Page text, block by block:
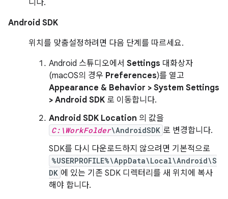
니다.
Android SDK
위치를 맞춤설정하려면 다음 단계를 따르세요.
Android 스튜디오에서 Settings 대화상자
(macOS의 경우 Preferences)를 열고
Appearance & Behavior > System Settings
> Android SDK 로 이동합니다.
Android SDK Location 의 값을
C:\WorkFolder\AndroidSDK 로 변경합니다.
SDK를 다시 다운로드하지 않으려면 기본적으로
%USERPROFILE%\AppData\Local\Android\S
DK 에 있는 기존 SDK 디렉터리를 새 위치에 복사
해야 합니다.